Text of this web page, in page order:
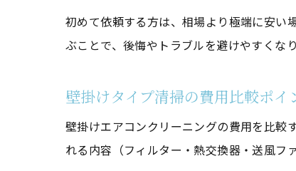
初めて依頼する方は、相場より極端に安い
ぶことで、後悔やトラブルを避けやすくなり
壁掛けタイプ清掃の費用比較ポイ
壁掛けエアコンクリーニングの費用を比較
れる内容（フィルター・熱交換器・送風フ